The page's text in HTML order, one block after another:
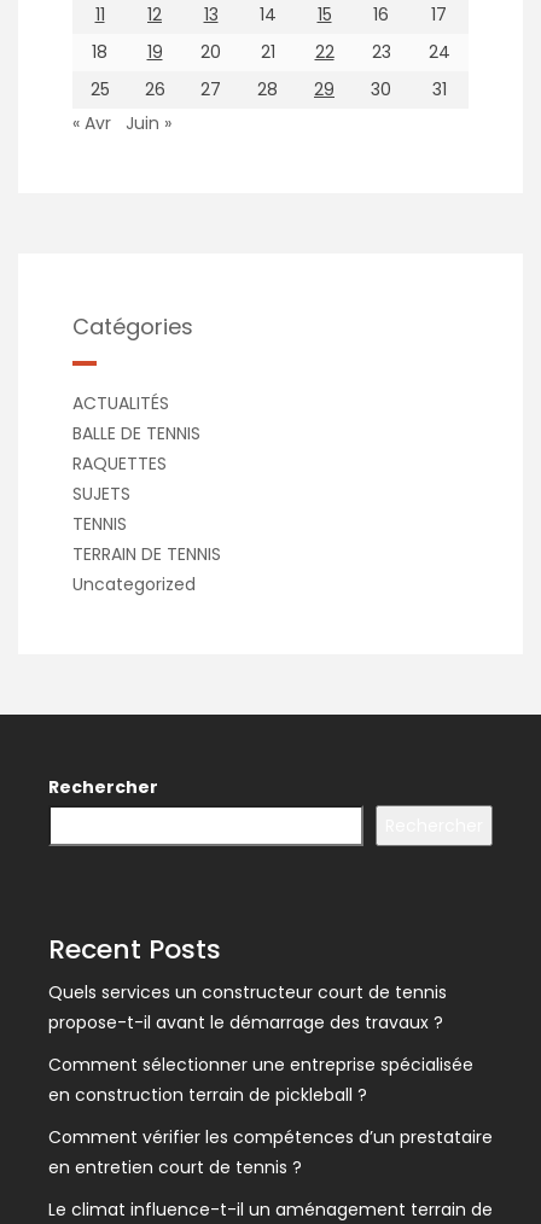
11
12 13 14 15 16
17
18
19 20 21 22 23
24
25
26 27 28 29 30
31
« Avr
Juin »
Catégories
ACTUALITÉS
BALLE DE TENNIS
RAQUETTES
SUJETS
TENNIS
TERRAIN DE TENNIS
Uncategorized
Rechercher
Recent Posts
Quels services un constructeur court de tennis
propose-t-il avant le démarrage des travaux ?
Comment sélectionner une entreprise spécialisée
en construction terrain de pickleball ?
Comment vérifier les compétences d’un prestataire
en entretien court de tennis ?
Le climat influence-t-il un aménagement terrain de